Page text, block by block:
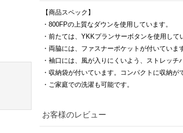
【商品スペック】
・800FPの上質なダウンを使用しています。
・前たては、YKKプランサーボタンを使用して
・両脇には、ファスナーポケットが付いていま
・袖口には、風が入りにくいよう、ストレッチ
・収納袋が付いています。コンパクトに収納が
・ご家庭での洗濯も可能です。
お客様のレビュー